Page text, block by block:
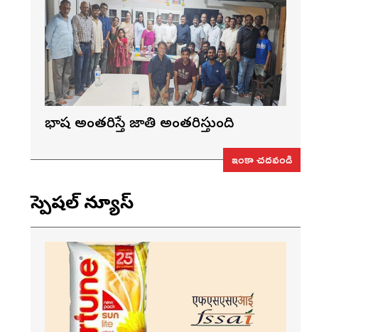
భాష అంతరిస్తే జాతి అంతరిస్తుంది
ఇంకా చదవండి
స్పెషల్ న్యూస్